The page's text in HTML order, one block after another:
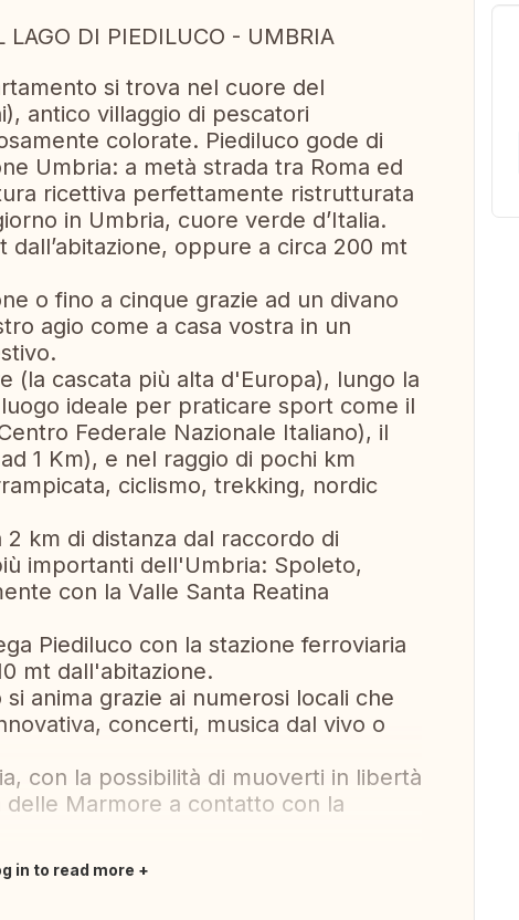
LAGO DI PIEDILUCO - UMBRIA
si trova nel cuore del
antico villaggio di pescatori
colorate. Piediluco gode di
Umbria: a metà strada tra Roma ed
ricettiva perfettamente ristrutturata
in Umbria, cuore verde d’Italia.
oppure a circa 200 mt
o fino a cinque grazie ad un divano
agio come a casa vostra in un
(la cascata più alta d'Europa), lungo la
ideale per praticare sport come il
Federale Nazionale Italiano), il
1 Km), e nel raggio di pochi km
ciclismo, trekking, nordic
km di distanza dal raccordo di
importanti dell'Umbria: Spoleto,
con la Valle Santa Reatina
Piediluco con la stazione ferroviaria
mt dall'abitazione.
anima grazie ai numerosi locali che
concerti, musica dal vivo o
con la possibilità di muoverti in libertà
Marmore a contatto con la
in to read more